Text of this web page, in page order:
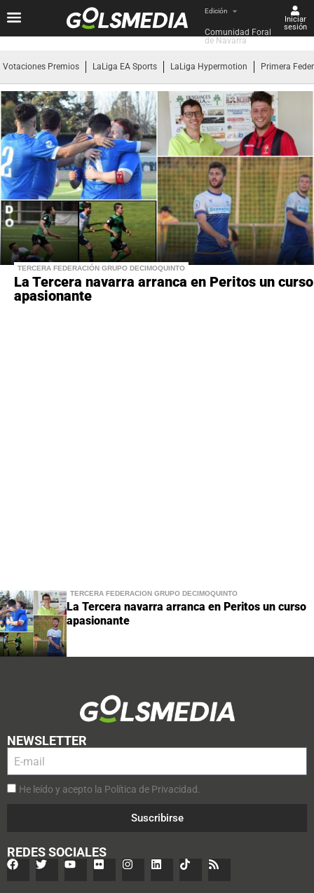
Edición
Comunidad Foral
de Navarra
Iniciar
sesión
Votaciones Premios LaLiga EA Sports LaLiga Hypermotion Primera
TERCERA FEDERACIÓN GRUPO DECIMOQUINTO
La Tercera navarra arranca en Peritos un curso
apasionante
TERCERA FEDERACIÓN GRUPO DECIMOQUINTO
La Tercera navarra arranca en Peritos un curso
apasionante
NEWSLETTER
He leído y acepto la Política de Privacidad.
Suscribirse
REDES SOCIALES